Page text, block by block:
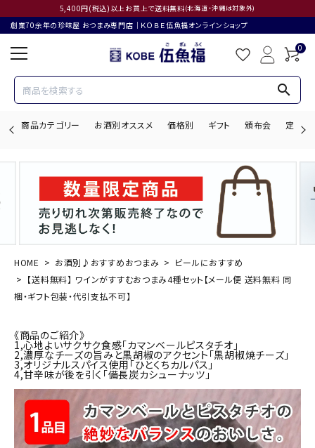
5,400円(税込)以上お買上で送料無料(北海道・沖縄は対象外)
創業70余年の珍味屋 おつまみ専門店│ＫＯＢＥ伍魚福オンラインショップ
0
search
商品カテゴリー お酒別オススメ 価格別 ギフト 頒布会 定期購
search
ACCOUNT MENU
ログイン
お酒別オススメ
価格別
お問い合わせ
HOME お酒別♪おすすめおつまみ
ビールにおすすめ
【送料無料】 ワインがすすむおつまみ4種セット【メール便 送料無料 同
梱・ギフト包装・代引支払不可】
《商品のご紹介》
1,心地よいサクサク食感「カマンベールピスタチオ」
2,濃厚なチーズの旨みと黒胡椒のアクセント「黒胡椒焼チーズ」
3,オリジナルスパイス使用「ひとくちカルパス」
4,甘辛味が後を引く「備長炭カシューナッツ」